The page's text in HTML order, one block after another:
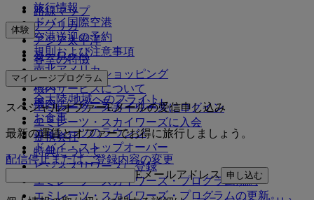
旅行情報
ドバイ国際空港
空港送迎の予約
規則および注意事項
路線マップ
アフリカ
アジア太平洋
ヨーロッパ
南北アメリカ
中東
全大陸/地域へのフライト
体験
客室の特徴
エミレーツでショッピング
機内サービスについて
機内エンターテインメント
お食事
エミレーツのラウンジ
ドバイ・ストップオーバー
マイレージプログラム
エミレーツ・スカイワーズにログイン
エミレーツ・スカイワーズに入会
提携会社
特典について
ビジネスリワーズに登録
エミレーツ・スカイワーズ・プログラム規約
エミレーツ・スカイワーズ・プログラムの更新
スペシャルオファーEメールの受信申し込み
最新の運賃とオファーでお得に旅行しましょう。
配信停止またはご登録内容の変更
Eメールアドレス 申し込む